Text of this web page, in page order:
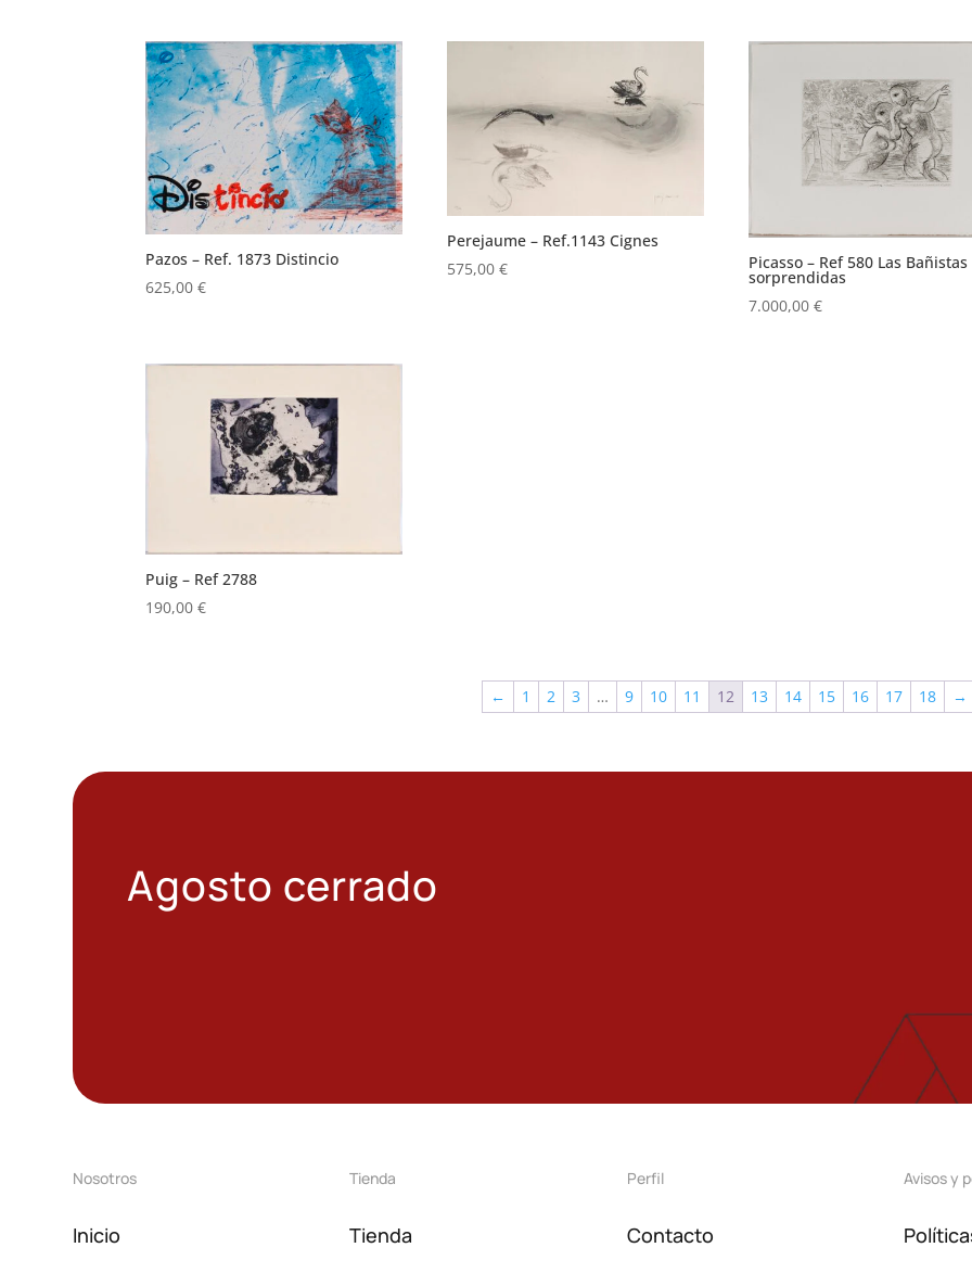
Pazos – Ref. 1873 Distincio
625,00€
Perejaume – Ref.1143 Cignes
575,00€ Picasso – Ref 580 Las Bañistas
sorprendidas
7.000,00€
Puig – Ref 2788
190,00€
← 1 2 3 … 9 10 11 12 13 14 15 16 17 18 →
Agosto cerrado
Nosotros
Inicio
Tienda
Tienda
Perfil
Contacto
Avisos y